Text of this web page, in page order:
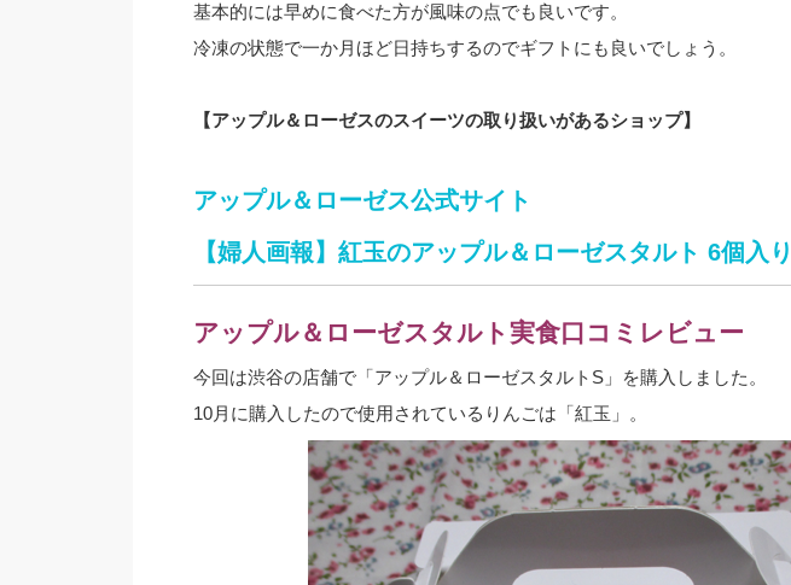
基本的には早めに食べた方が風味の点でも良いです。
冷凍の状態で一か月ほど日持ちするのでギフトにも良いでしょう。
【アップル＆ローゼスのスイーツの取り扱いがあるショップ】
アップル＆ローゼス公式サイト
【婦人画報】紅玉のアップル＆ローゼスタルト 6個入り
アップル＆ローゼスタルト実食口コミレビュー
今回は渋谷の店舗で「アップル＆ローゼスタルトS」を購入しました。
10月に購入したので使用されているりんごは「紅玉」。